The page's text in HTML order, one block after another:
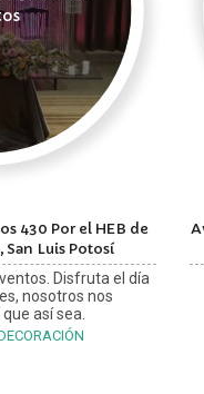
430 Por el HEB de
San Luis Potosí
Disfruta el día
nosotros nos
así sea.